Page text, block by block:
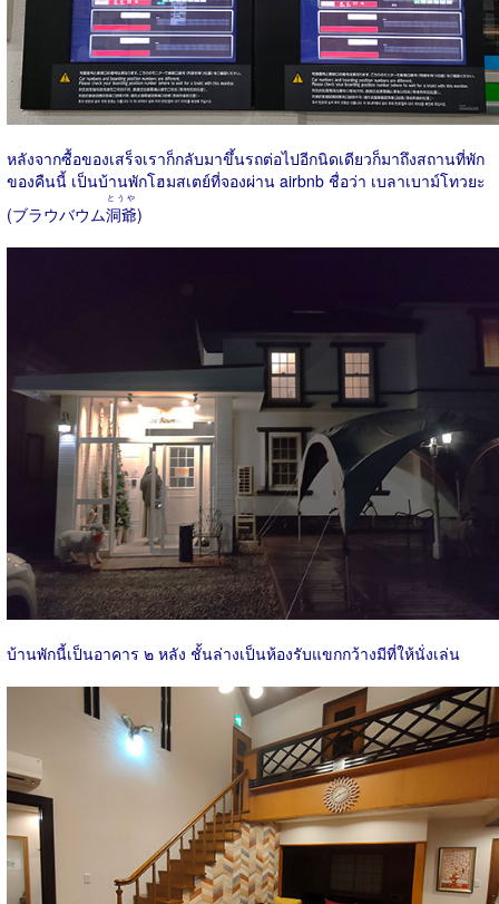
หลังจากซื้อของเสร็จเราก็กลับมาขึ้นรถต่อไปอีกนิดเดียวก็มาถึงสถานที่พัก
ของคืนนี้ เป็นบ้านพักโฮมสเตย์ที่จองผ่าน airbnb ชื่อว่า เบลาเบาม์โทวยะ
(ブラウバウム洞爺
とうや
)
บ้านพักนี้เป็นอาคาร ๒ หลัง ชั้นล่างเป็นห้องรับแขกกว้างมีที่ให้นั่งเล่น